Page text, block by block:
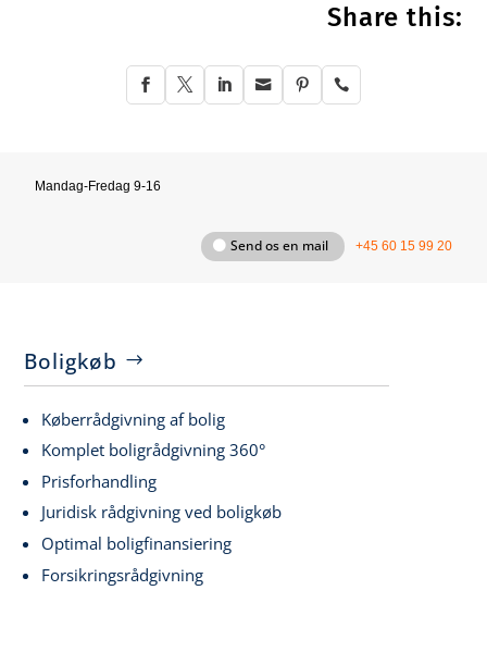
Share this:
     
Mandag-Fredag 9-16
Send os en mail +45 60 15 99 20
Boligkøb
Køberrådgivning af bolig
Komplet boligrådgivning 360°
Prisforhandling
Juridisk rådgivning ved boligkøb
Optimal boligfinansiering
Forsikringsrådgivning